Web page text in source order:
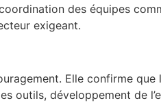
des équipes
exigeant.
Elle confirme que
outils, développement de